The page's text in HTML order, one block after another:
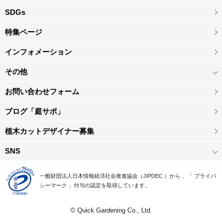
SDGs
特集ページ
インフォメーション
その他
お問い合わせフォーム
ブログ「庭サポ」
植木カットデザイナー募集
SNS
一般財団法人日本情報経済社会推進協会（JIPDEC ）から 、「 プライバ
シーマーク 」付与の認定を取得しています。
© Quick Gardening Co., Ltd.